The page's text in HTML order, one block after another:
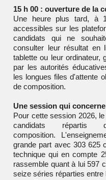
15 h 00 : ouverture de la
Une heure plus tard, à
accessibles sur les
candidats qui ne
consulter leur résultat en
tablette ou leur
par les autorités
les longues files d'attente
de composition.
Une session qui
Pour cette session 2026,
candidats
composition.
grande part avec 303 625
technique qui en compte
rassemble quant à lui 597
seize séries réparties